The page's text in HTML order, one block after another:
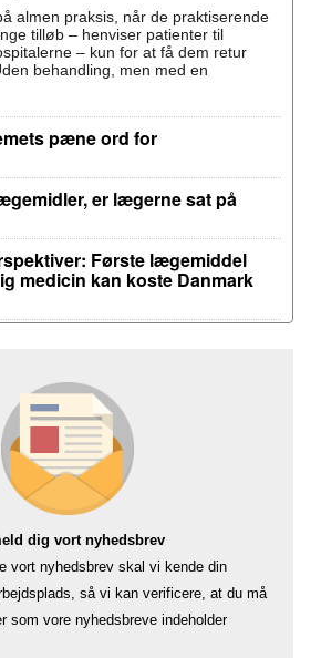
almen praksis, når de praktiserende
tilløb – henviser patienter til
– kun for at få dem retur
behandling, men med en
pæne ord for
er lægerne sat på
Første lægemiddel
medicin kan koste Danmark
dig vort nyhedsbrev
vort nyhedsbrev skal vi kende din
så vi kan verificere, at du må
som vore nyhedsbreve indeholder